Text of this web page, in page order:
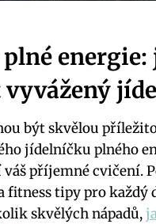
plné
vyvážený
být skvělou
jídelníčku plného
příjemné cvičení.
fitness tipy pro každý
skvělých nápadů,